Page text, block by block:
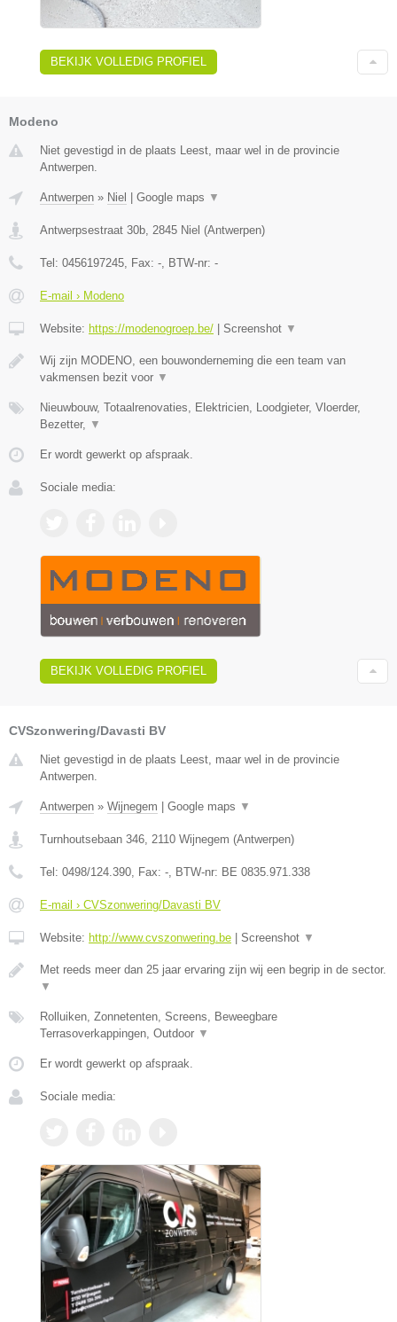
BEKIJK VOLLEDIG PROFIEL
Modeno
Niet gevestigd in de plaats Leest, maar wel in de provincie
Antwerpen.
Antwerpen » Niel Google maps ▼
Antwerpsestraat 30b, 2845 Niel (Antwerpen)
Tel: 0456197245, Fax: -, BTW-nr: -
E-mail › Modeno
Website: https://modenogroep.be/ Screenshot ▼
Wij zijn MODENO, een bouwonderneming die een team van
vakmensen bezit voor ▼
Nieuwbouw, Totaalrenovaties, Elektricien, Loodgieter, Vloerder,
Bezetter, ▼
Er wordt gewerkt op afspraak.
Sociale media:
BEKIJK VOLLEDIG PROFIEL
CVSzonwering/Davasti BV
Niet gevestigd in de plaats Leest, maar wel in de provincie
Antwerpen.
Antwerpen » Wijnegem | Google maps ▼
Turnhoutsebaan 346 2110 Wijnegem (Antwerpen)
Tel: 0498/124.390 , Fax: - , BTW-nr: BE 0835.971.338
E-mail › CVSzonwering/Davasti BV
Website: http://www.cvszonwering.be | Screenshot ▼
Met reeds meer dan 25 jaar ervaring zijn wij een begrip in de sector.
▼
Rolluiken, Zonnetenten, Screens, Beweegbare
Terrasoverkappingen, Outdoor ▼
Er wordt gewerkt op afspraak.
Sociale media: